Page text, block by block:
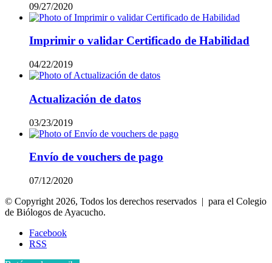
09/27/2020
Imprimir o validar Certificado de Habilidad
04/22/2019
Actualización de datos
03/23/2019
Envío de vouchers de pago
07/12/2020
© Copyright 2026, Todos los derechos reservados | para el Colegio
de Biólogos de Ayacucho.
Facebook
RSS